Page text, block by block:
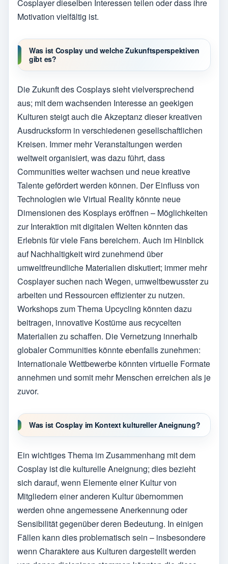
Cosplayer dieselben Interessen teilen oder dass ihre
Motivation vielfältig ist.
Was ist Cosplay und welche Zukunftsperspektiven
gibt es?
Die Zukunft des Cosplays sieht vielversprechend
aus; mit dem wachsenden Interesse an geekigen
Kulturen steigt auch die Akzeptanz dieser kreativen
Ausdrucksform in verschiedenen gesellschaftlichen
Kreisen. Immer mehr Veranstaltungen werden
weltweit organisiert, was dazu führt, dass
Communities weiter wachsen und neue kreative
Talente gefördert werden können. Der Einfluss von
Technologien wie Virtual Reality könnte neue
Dimensionen des Kosplays eröffnen – Möglichkeiten
zur Interaktion mit digitalen Welten könnten das
Erlebnis für viele Fans bereichern. Auch im Hinblick
auf Nachhaltigkeit wird zunehmend über
umweltfreundliche Materialien diskutiert; immer mehr
Cosplayer suchen nach Wegen, umweltbewusster zu
arbeiten und Ressourcen effizienter zu nutzen.
Workshops zum Thema Upcycling könnten dazu
beitragen, innovative Kostüme aus recycelten
Materialien zu schaffen. Die Vernetzung innerhalb
globaler Communities könnte ebenfalls zunehmen:
Internationale Wettbewerbe könnten virtuelle Formate
annehmen und somit mehr Menschen erreichen als je
zuvor.
Was ist Cosplay im Kontext kultureller Aneignung?
Ein wichtiges Thema im Zusammenhang mit dem
Cosplay ist die kulturelle Aneignung; dies bezieht
sich darauf, wenn Elemente einer Kultur von
Mitgliedern einer anderen Kultur übernommen
werden ohne angemessene Anerkennung oder
Sensibilität gegenüber deren Bedeutung. In einigen
Fällen kann dies problematisch sein – insbesondere
wenn Charaktere aus Kulturen dargestellt werden